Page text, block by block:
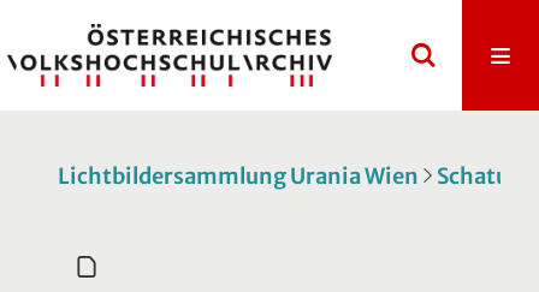
Lichtbildersammlung Urania Wien